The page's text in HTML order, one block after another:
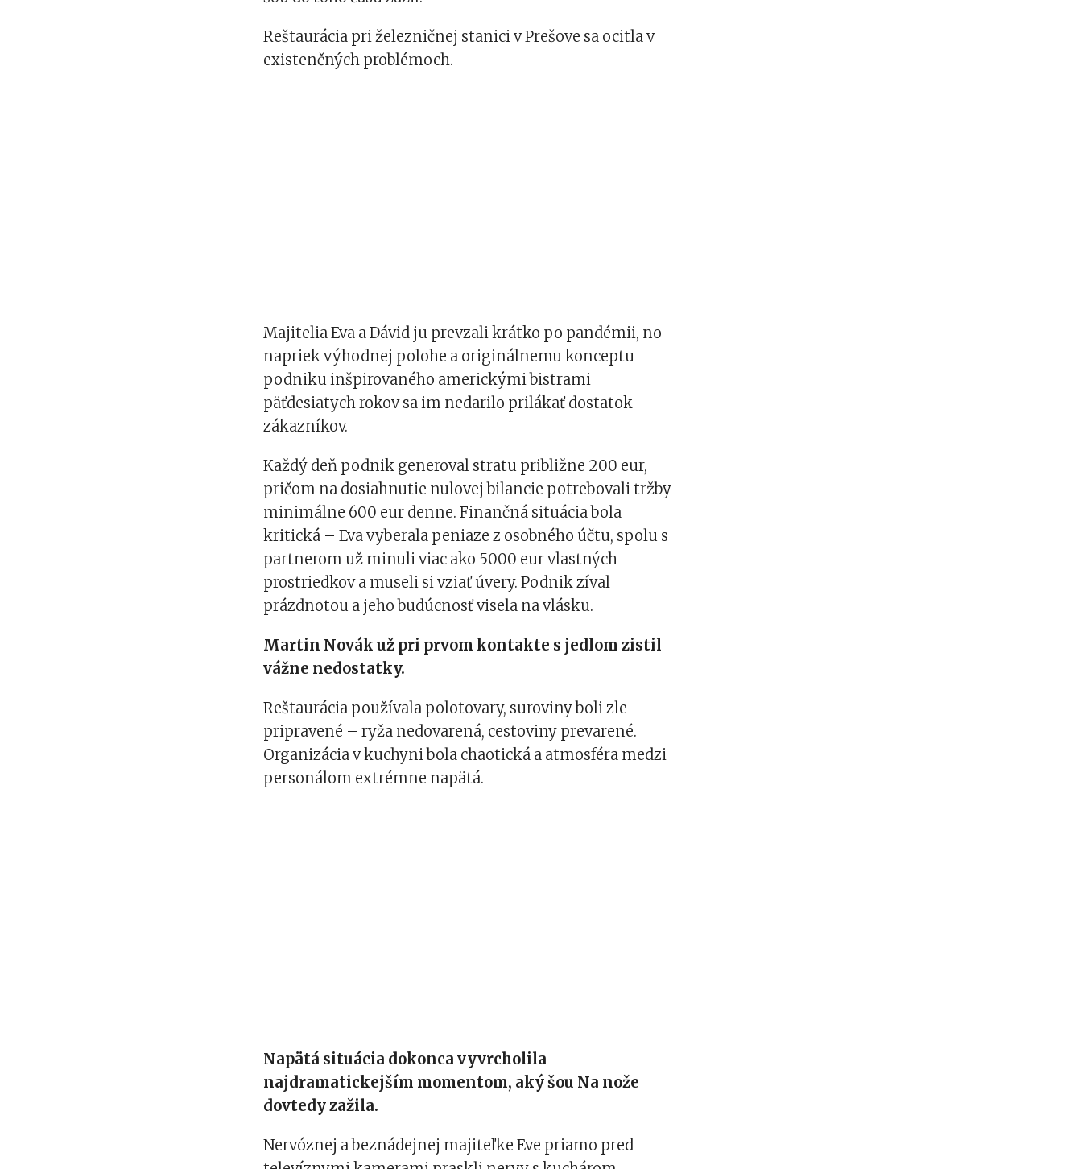
Reštaurácia pri železničnej stanici v Prešove sa ocitla v
existenčných problémoch.
Majitelia Eva a Dávid ju prevzali krátko po pandémii, no
napriek výhodnej polohe a originálnemu konceptu
podniku inšpirovaného americkými bistrami
päťdesiatych rokov sa im nedarilo prilákať dostatok
zákazníkov.
Každý deň podnik generoval stratu približne 200 eur,
pričom na dosiahnutie nulovej bilancie potrebovali tržby
minimálne 600 eur denne. Finančná situácia bola
kritická – Eva vyberala peniaze z osobného účtu, spolu s
partnerom už minuli viac ako 5000 eur vlastných
prostriedkov a museli si vziať úvery. Podnik zíval
prázdnotou a jeho budúcnosť visela na vlásku.
Martin Novák už pri prvom kontakte s jedlom zistil
vážne nedostatky.
Reštaurácia používala polotovary, suroviny boli zle
pripravené – ryža nedovarená, cestoviny prevarené.
Organizácia v kuchyni bola chaotická a atmosféra medzi
personálom extrémne napätá.
Napätá situácia dokonca vyvrcholila
najdramatickejším momentom, aký šou Na nože
dovtedy zažila.
Nervóznej a beznádejnej majiteľke Eve priamo pred